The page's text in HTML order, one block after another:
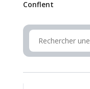
Conflent